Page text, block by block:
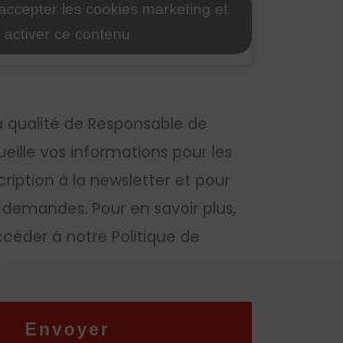
les cookies marketing et
activer ce contenu
qualité de Responsable de
vos informations pour les
à la newsletter et pour
Pour en savoir plus,
à notre Politique de
Envoyer